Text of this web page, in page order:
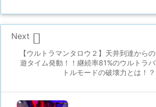
【ウルトラマンタロウ２】天井到達からの
遊タイム発動！！継続率81%のウルトラバ
トルモードの破壊力とは！？

Next